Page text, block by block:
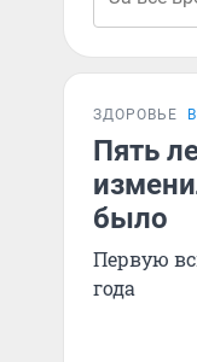
ЗДОРОВЬЕ
Пять
было
Первую
года